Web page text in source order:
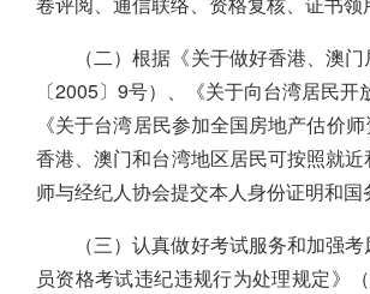
（二）根据《关于做好香港、澳
〔2005〕9号）、《关于向台湾居民
《关于台湾居民参加全国房地产估价
香港、澳门和台湾地区居民可按照就
师与经纪人协会提交本人身份证明和
（三）认真做好考试服务和加强
员资格考试违纪违规行为处理规定》